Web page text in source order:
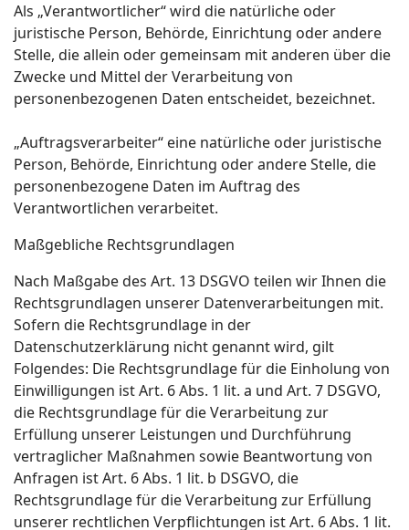
Als „Verantwortlicher“ wird die natürliche oder
juristische Person, Behörde, Einrichtung oder andere
Stelle, die allein oder gemeinsam mit anderen über die
Zwecke und Mittel der Verarbeitung von
personenbezogenen Daten entscheidet, bezeichnet.
„Auftragsverarbeiter“ eine natürliche oder juristische
Person, Behörde, Einrichtung oder andere Stelle, die
personenbezogene Daten im Auftrag des
Verantwortlichen verarbeitet.
Maßgebliche Rechtsgrundlagen
Nach Maßgabe des Art. 13 DSGVO teilen wir Ihnen die
Rechtsgrundlagen unserer Datenverarbeitungen mit.
Sofern die Rechtsgrundlage in der
Datenschutzerklärung nicht genannt wird, gilt
Folgendes: Die Rechtsgrundlage für die Einholung von
Einwilligungen ist Art. 6 Abs. 1 lit. a und Art. 7 DSGVO,
die Rechtsgrundlage für die Verarbeitung zur
Erfüllung unserer Leistungen und Durchführung
vertraglicher Maßnahmen sowie Beantwortung von
Anfragen ist Art. 6 Abs. 1 lit. b DSGVO, die
Rechtsgrundlage für die Verarbeitung zur Erfüllung
unserer rechtlichen Verpflichtungen ist Art. 6 Abs. 1 lit.